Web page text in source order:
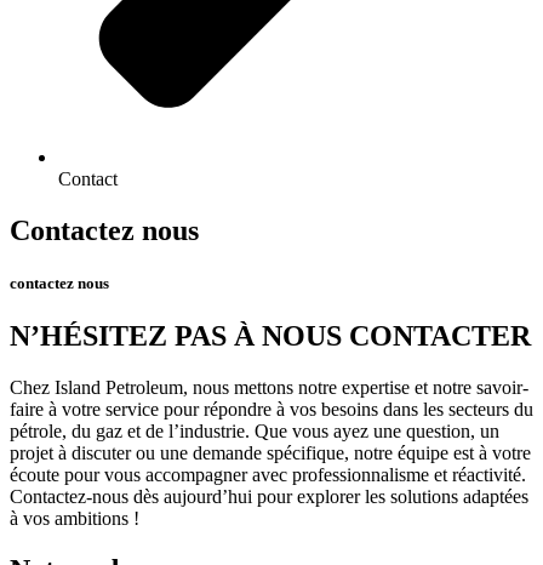
Contact
Contactez nous
contactez nous
N’HÉSITEZ PAS À NOUS CONTACTER
Chez Island Petroleum, nous mettons notre expertise et notre savoir-
faire à votre service pour répondre à vos besoins dans les secteurs du
pétrole, du gaz et de l’industrie. Que vous ayez une question, un
projet à discuter ou une demande spécifique, notre équipe est à votre
écoute pour vous accompagner avec professionnalisme et réactivité.
Contactez-nous dès aujourd’hui pour explorer les solutions adaptées
à vos ambitions !